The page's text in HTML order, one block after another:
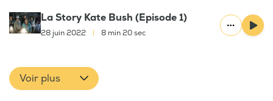
La Story Kate Bush (Episode 1)
28 juin 2022 8 min 20 sec
Voir plus